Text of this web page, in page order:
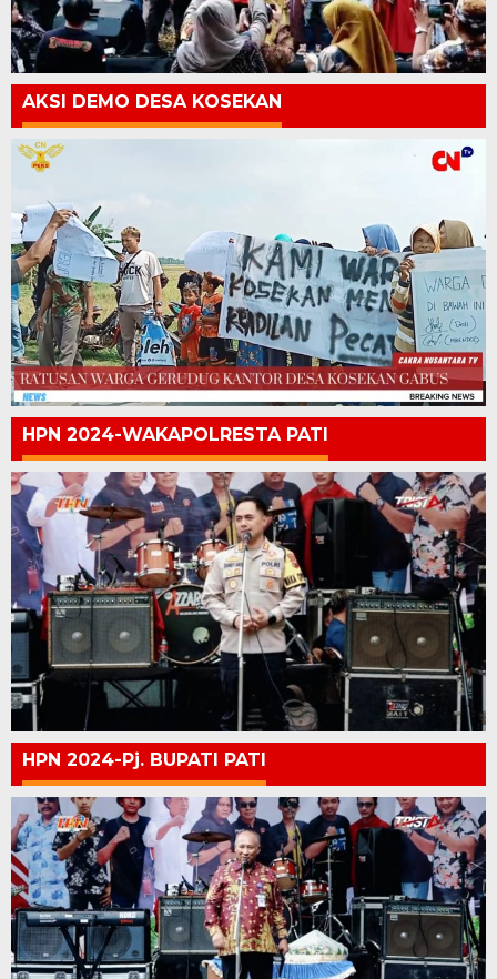
AKSI DEMO DESA KOSEKAN
HPN 2024-WAKAPOLRESTA PATI
HPN 2024-Pj. BUPATI PATI